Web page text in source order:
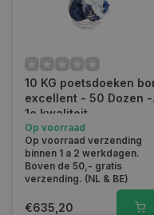
10 KG poetsdoeken
excellent - 50 Dozen -
1e kwaliteit
Op voorraad
Op voorraad verzending
binnen 1 a 2 werkdagen.
Boven de 50,- gratis
verzending. (NL & BE)
€635,20